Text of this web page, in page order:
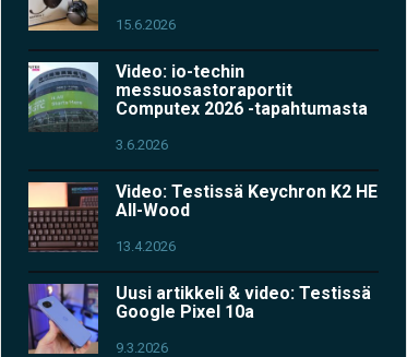
15.6.2026
Video: io-techin
messuosastoraportit
Computex 2026 -tapahtumasta
3.6.2026
Video: Testissä Keychron K2 HE
All-Wood
13.4.2026
Uusi artikkeli & video: Testissä
Google Pixel 10a
9.3.2026